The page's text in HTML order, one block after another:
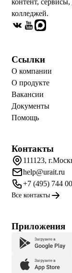
контент,
колледжей.
Ссылки
О компании
О продукте
Вакансии
Документы
Помощь
Контакты
111123,
help@urait.ru
+7 (495) 744
Все контакты
Приложения